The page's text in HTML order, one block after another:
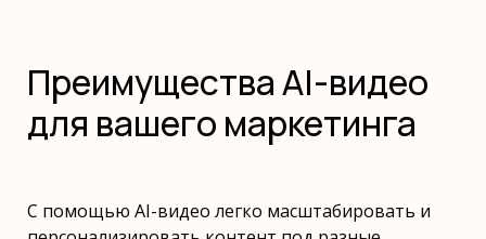
Преимущества AI-видео
для вашего маркетинга
С помощью AI-видео легко масштабировать и